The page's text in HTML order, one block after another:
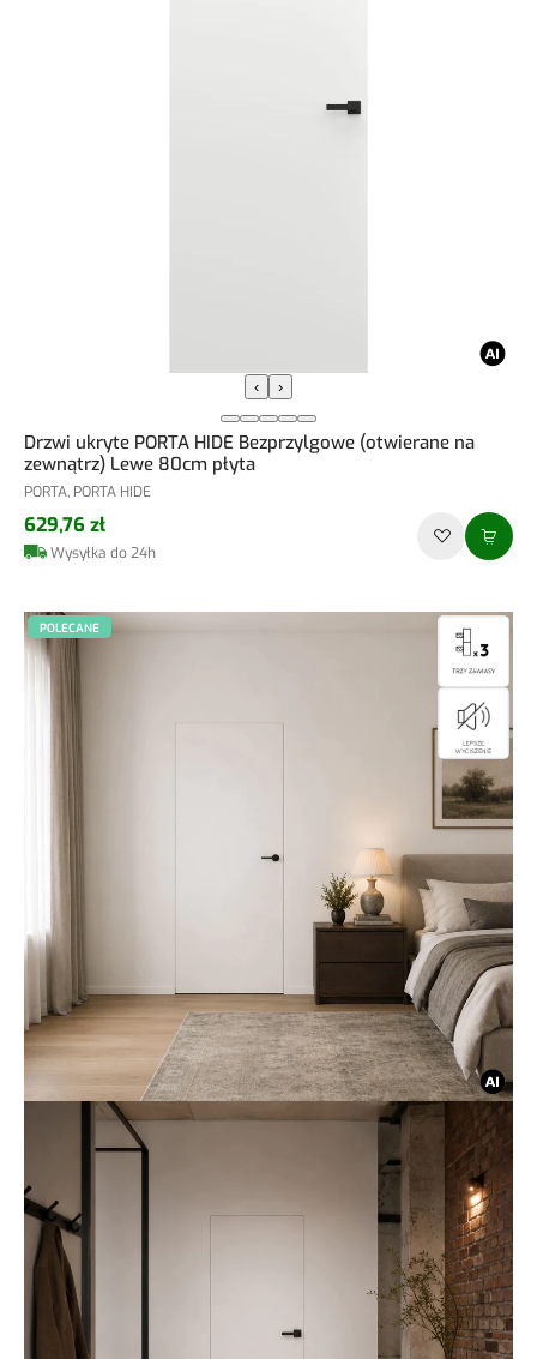
‹ ›
Drzwi ukryte PORTA HIDE Bezprzylgowe (otwierane na
zewnątrz) Lewe 80cm płyta
PORTA, PORTA HIDE
629,76 zł
Wysyłka do 24h
POLECANE